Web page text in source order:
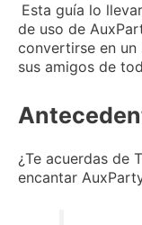
Esta guía lo
de uso de
convertirse en un
sus amigos de
¿Te acuerdas de
encantar